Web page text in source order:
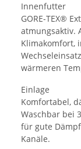
Innenfutter
GORE-TEX®
atmungsaktiv.
Klimakomfort,
wärmeren
Einlage
Komfortabel,
Waschbar bei
für gute
Kanäle.